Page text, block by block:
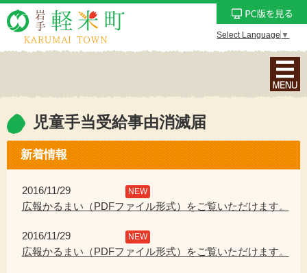
Select Language ▼
ナ
ビ
ョ
ン
ニ
を
児童手当受給事由消滅届
新着情報
2016/11/29 NEW
広報かるまい（PDFファイル形式）をご覧いただけます。
2016/11/29 NEW
広報かるまい（PDFファイル形式）をご覧いただけます。